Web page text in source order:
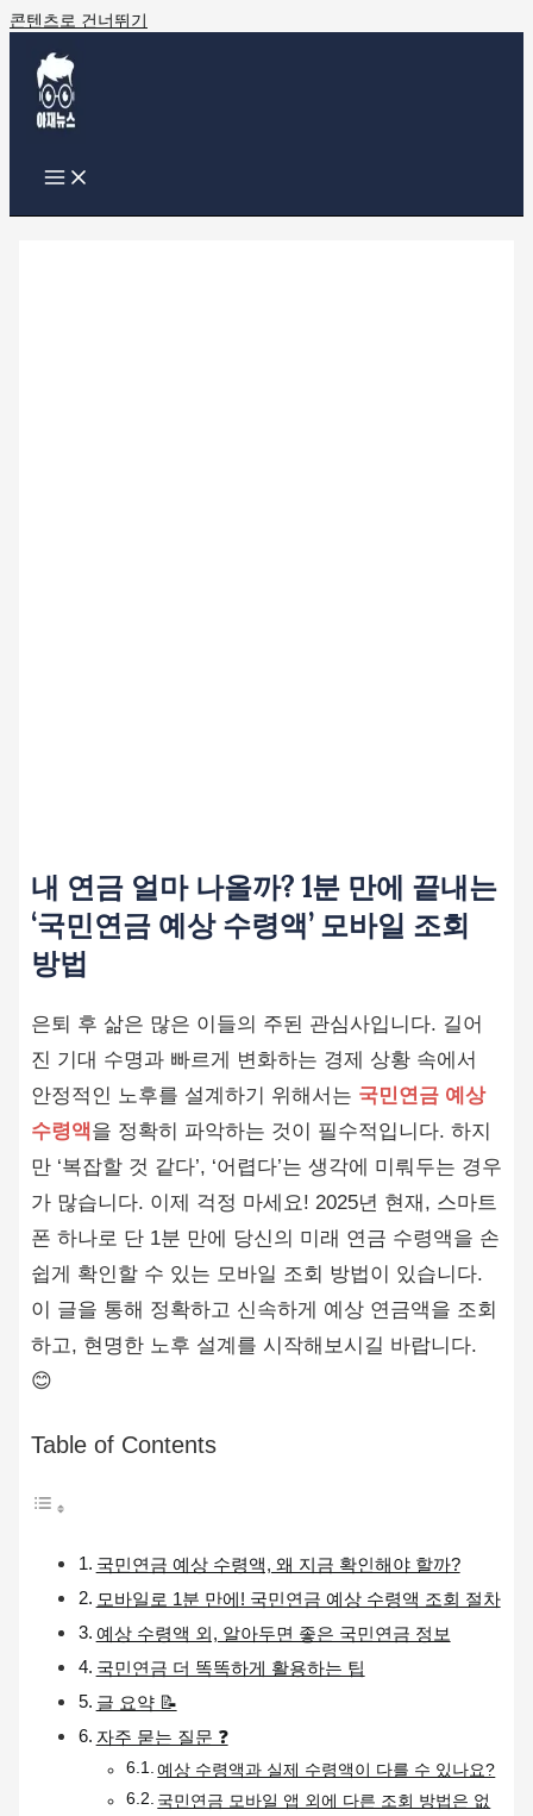
콘텐츠로 건너뛰기
내 연금 얼마 나올까? 1분 만에 끝내는
‘국민연금 예상 수령액’ 모바일 조회
방법
은퇴 후 삶은 많은 이들의 주된 관심사입니다. 길어
진 기대 수명과 빠르게 변화하는 경제 상황 속에서
안정적인 노후를 설계하기 위해서는 국민연금 예상
수령액을 정확히 파악하는 것이 필수적입니다. 하지
만 ‘복잡할 것 같다’, ‘어렵다’는 생각에 미뤄두는 경우
가 많습니다. 이제 걱정 마세요! 2025년 현재, 스마트
폰 하나로 단 1분 만에 당신의 미래 연금 수령액을 손
쉽게 확인할 수 있는 모바일 조회 방법이 있습니다.
이 글을 통해 정확하고 신속하게 예상 연금액을 조회
하고, 현명한 노후 설계를 시작해보시길 바랍니다.
😊
Table of Contents
국민연금 예상 수령액, 왜 지금 확인해야 할까?
모바일로 1분 만에! 국민연금 예상 수령액 조회 절차
예상 수령액 외, 알아두면 좋은 국민연금 정보
국민연금 더 똑똑하게 활용하는 팁
글 요약 📝
자주 묻는 질문 ❓
예상 수령액과 실제 수령액이 다를 수 있나요?
국민연금 모바일 앱 외에 다른 조회 방법은 없